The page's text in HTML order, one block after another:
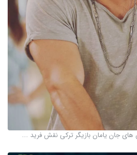
های جان یامان بازیگر ترکی نقش فرید ...